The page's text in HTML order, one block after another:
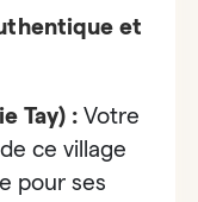
et
Tay) : Votre
ce village
pour ses